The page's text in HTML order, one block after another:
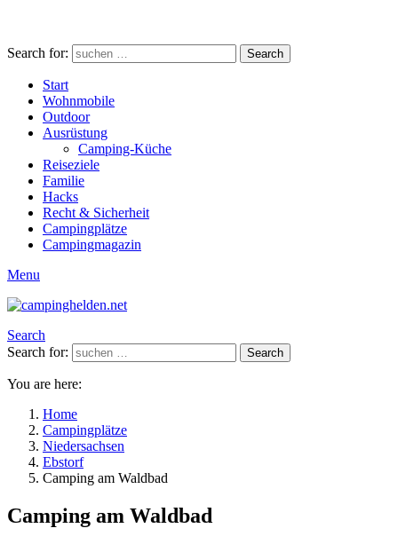
Search for: Search
Start
Wohnmobile
Outdoor
Ausrüstung
Camping-Küche
Reiseziele
Familie
Hacks
Recht & Sicherheit
Campingplätze
Campingmagazin
Menu
Search
Search for:
Search
You are here:
Home
Campingplätze
Niedersachsen
Ebstorf
Camping am Waldbad
Camping am Waldbad